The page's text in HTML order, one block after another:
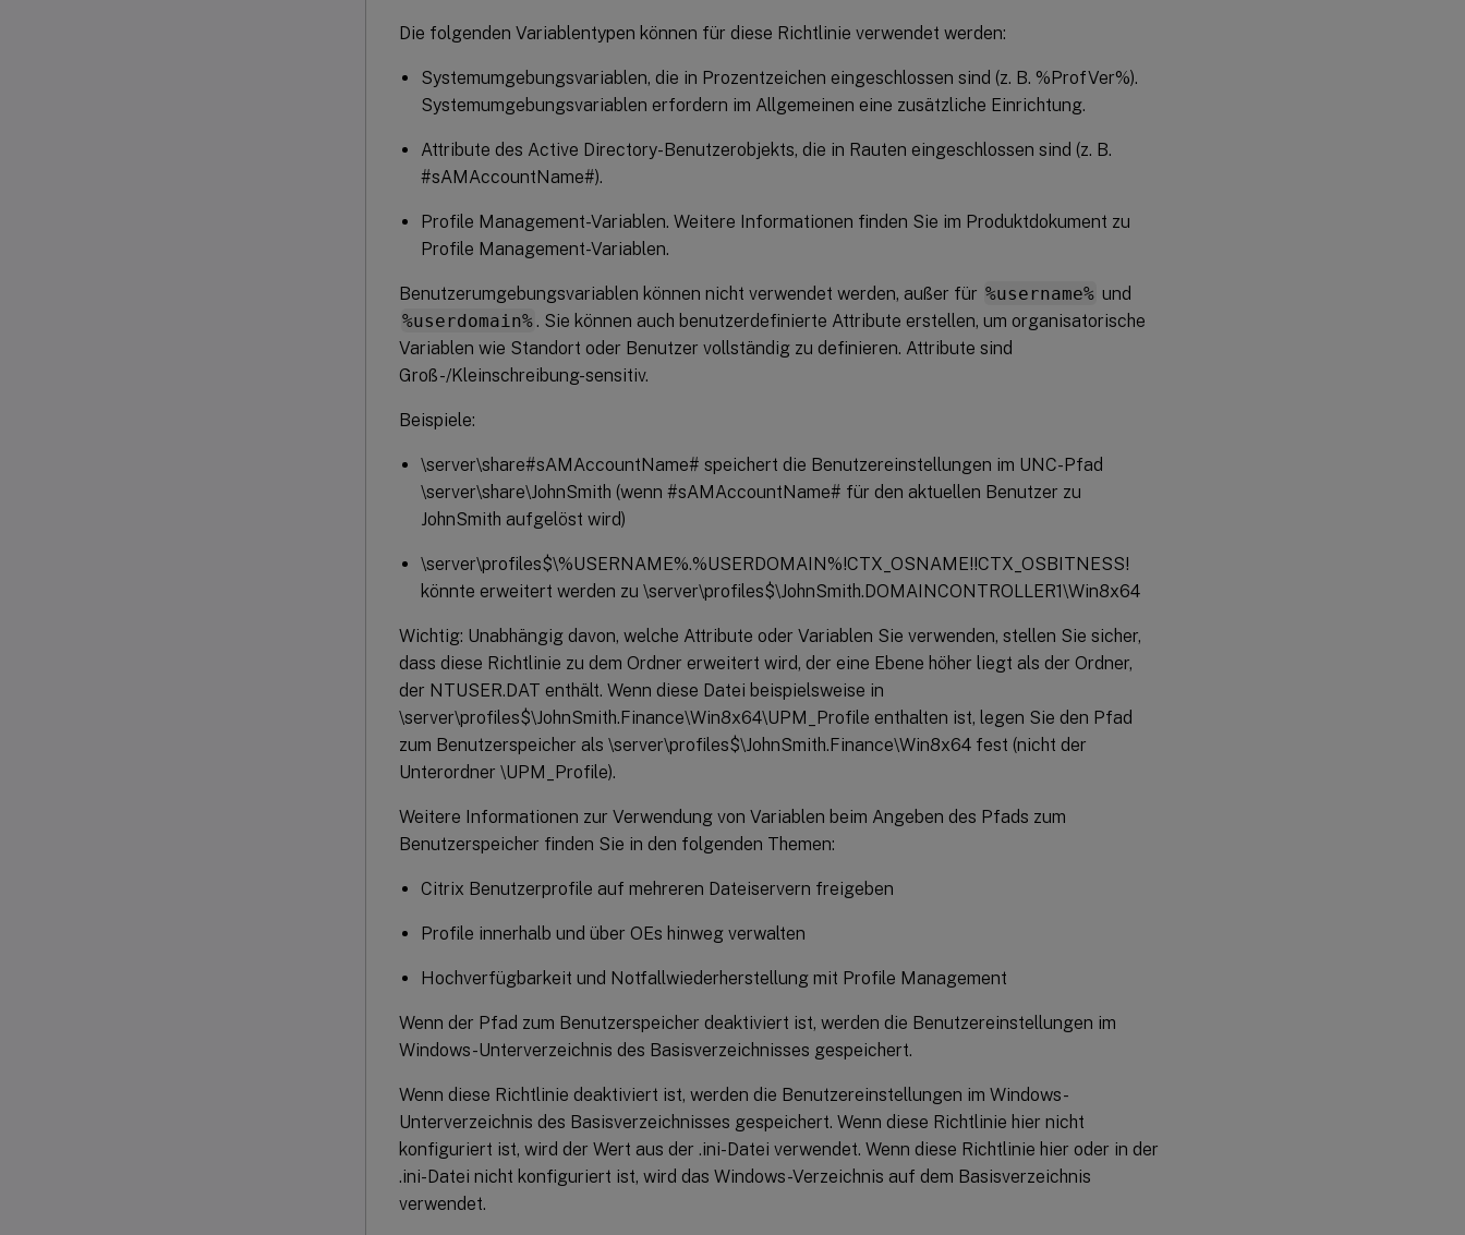
Die folgenden Variablentypen können für diese Richtlinie verwendet werden:
Systemumgebungsvariablen, die in Prozentzeichen eingeschlossen sind (z. B. %ProfVer%).
Systemumgebungsvariablen erfordern im Allgemeinen eine zusätzliche Einrichtung.
Attribute des Active Directory-Benutzerobjekts, die in Rauten eingeschlossen sind (z. B.
#sAMAccountName#).
Profile Management-Variablen. Weitere Informationen finden Sie im Produktdokument zu
Profile Management-Variablen.
Benutzerumgebungsvariablen können nicht verwendet werden, außer für %username% und
%userdomain% . Sie können auch benutzerdefinierte Attribute erstellen, um organisatorische
Variablen wie Standort oder Benutzer vollständig zu definieren. Attribute sind
Groß-/Kleinschreibung-sensitiv.
Beispiele:
\server\share#sAMAccountName# speichert die Benutzereinstellungen im UNC-Pfad
\server\share\JohnSmith (wenn #sAMAccountName# für den aktuellen Benutzer zu
JohnSmith aufgelöst wird)
\server\profiles$\%USERNAME%.%USERDOMAIN%!CTX_OSNAME!!CTX_OSBITNESS!
könnte erweitert werden zu \server\profiles$\JohnSmith.DOMAINCONTROLLER1\Win8x64
Wichtig: Unabhängig davon, welche Attribute oder Variablen Sie verwenden, stellen Sie sicher,
dass diese Richtlinie zu dem Ordner erweitert wird, der eine Ebene höher liegt als der Ordner,
der NTUSER.DAT enthält. Wenn diese Datei beispielsweise in
\server\profiles$\JohnSmith.Finance\Win8x64\UPM_Profile enthalten ist, legen Sie den Pfad
zum Benutzerspeicher als \server\profiles$\JohnSmith.Finance\Win8x64 fest (nicht der
Unterordner \UPM_Profile).
Weitere Informationen zur Verwendung von Variablen beim Angeben des Pfads zum
Benutzerspeicher finden Sie in den folgenden Themen:
Citrix Benutzerprofile auf mehreren Dateiservern freigeben
Profile innerhalb und über OEs hinweg verwalten
Hochverfügbarkeit und Notfallwiederherstellung mit Profile Management
Wenn der Pfad zum Benutzerspeicher deaktiviert ist, werden die Benutzereinstellungen im
Windows-Unterverzeichnis des Basisverzeichnisses gespeichert.
Wenn diese Richtlinie deaktiviert ist, werden die Benutzereinstellungen im Windows-
Unterverzeichnis des Basisverzeichnisses gespeichert. Wenn diese Richtlinie hier nicht
konfiguriert ist, wird der Wert aus der .ini-Datei verwendet. Wenn diese Richtlinie hier oder in der
.ini-Datei nicht konfiguriert ist, wird das Windows-Verzeichnis auf dem Basisverzeichnis
verwendet.